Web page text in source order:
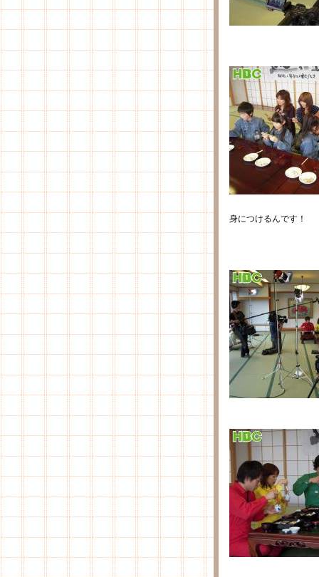
身につけるんです！